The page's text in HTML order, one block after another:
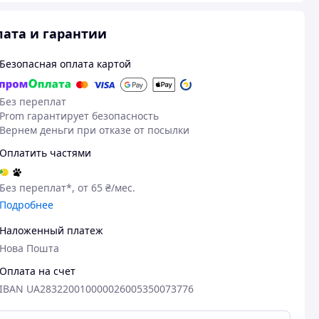
и гарантии
Безопасная оплата картой
Без переплат
Prom гарантирует безопасность
Вернем деньги при отказе от посылки
Оплатить частями
Без переплат*, от 65 ₴/мес.
Подробнее
Наложенный платеж
Нова Пошта
Оплата на счет
IBAN UA283220010000026005350073776